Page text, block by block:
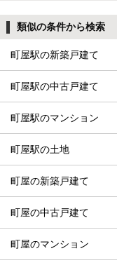
類似の条件から検索
町屋駅の新築戸建て
町屋駅の中古戸建て
町屋駅のマンション
町屋駅の土地
町屋の新築戸建て
町屋の中古戸建て
町屋のマンション